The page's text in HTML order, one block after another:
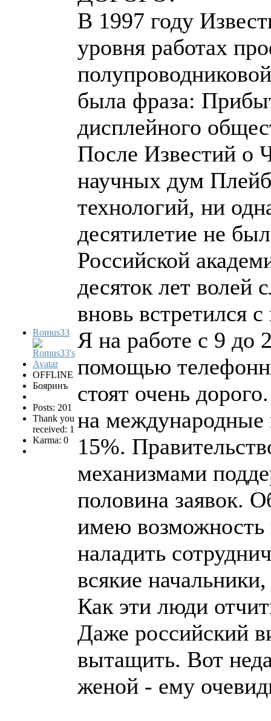
Romus33
OFFLINE
Бояринъ
Posts: 201
Thank you
received: 1
Karma: 0
В 1997 году
уровня работах
была фраза:
дисплейного
После Известий о
научных дум
технологий, ни
десятилетие не
Российской
десяток лет волей
вновь встретился
Я на работе с 9 до
помощью
стоят очень
на международные
15%.
механизмами
половина заявок.
имею возможность
наладить
всякие
Как эти люди
Даже российский
вытащить. Вот
женой - ему